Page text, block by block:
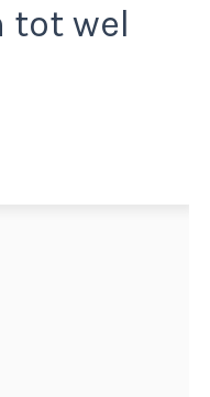
tot wel